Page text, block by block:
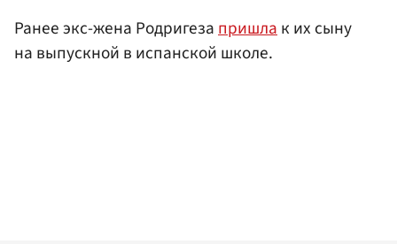
Ранее экс-жена Родригезапришлак их сыну
на выпускной в испанской школе.